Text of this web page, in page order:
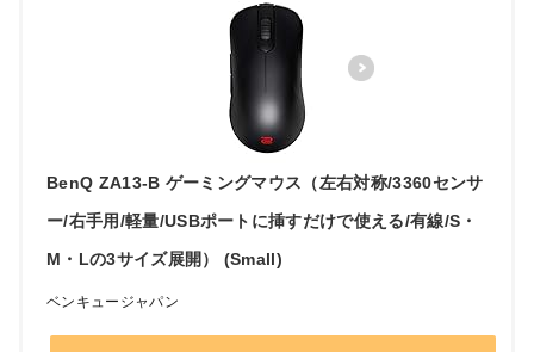
BenQ ZA13-B ゲーミングマウス（左右対称/3360センサ
ー/右手用/軽量/USBポートに挿すだけで使える/有線/S・
M・Lの3サイズ展開） (Small)
ベンキュージャパン